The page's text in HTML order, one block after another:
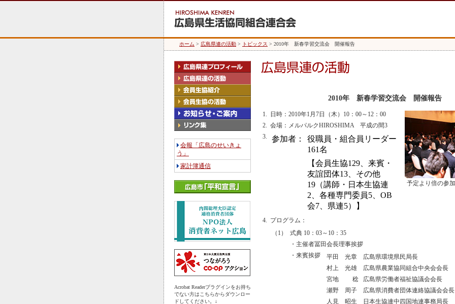
ホーム > 広島県連の活動 > トピックス > 2010年 新春学習交流会 開催報告
会報「広島のせいきょ
う」
家計簿通信
Acrobat Readerプラグインをお持ち
でない方はこちらからダウンロー
ドしてください。↓
2010年 新春学習交流会 開催報告
1. 日時：2010年1月7日（木）10：00～12：00
予定より倍の参
2. 会場：メルパルクHIROSHIMA 平成の間3
3.
参加者：
役職員・組合員リーダー
161名
【会員生協129、来賓・
友誼団体13、その他
19（講師・日本生協連
2、各種専門委員5、OB
会7、県連5）】
4. プログラム：
（1）
式典 10：03～10：35
・主催者冨田会長理事挨拶
・来賓挨拶
平田 光章
広島県環境県民局長
村上 光雄
広島県農業協同組合中央会会長
宮地 稔
広島県労働者福祉協議会会長
瀬野 周子
広島県消費者団体連絡協議会会長
人見 昭生
日本生協連中四国地連事務局長